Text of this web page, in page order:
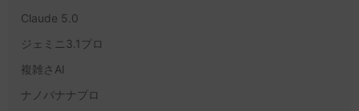
Claude 5.0
ジェミニ3.1プロ
複雑さAI
ナノバナナプロ